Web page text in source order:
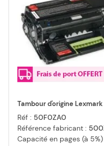
Tambour d'origine
Réf : 50F0ZA0
Référence fabricant :
Capacité en pages (à 5%)